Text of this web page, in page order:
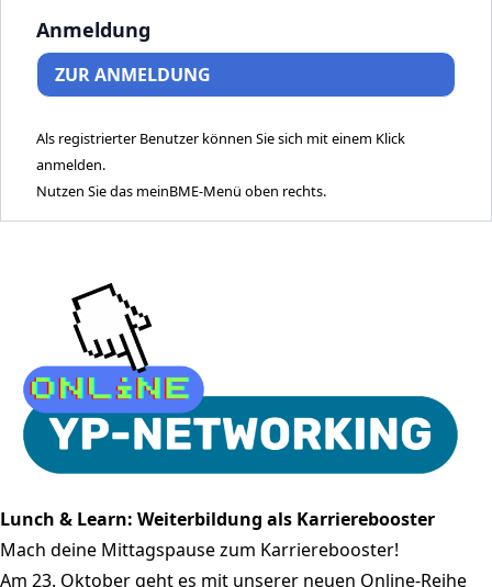
Anmeldung
ZUR ANMELDUNG
Als registrierter Benutzer können Sie sich mit einem Klick
anmelden.
Nutzen Sie das meinBME-Menü oben rechts.
Lunch & Learn: Weiterbildung als Karrierebooster
Mach deine Mittagspause zum Karrierebooster!
Am 23. Oktober geht es mit unserer neuen Online-Reihe